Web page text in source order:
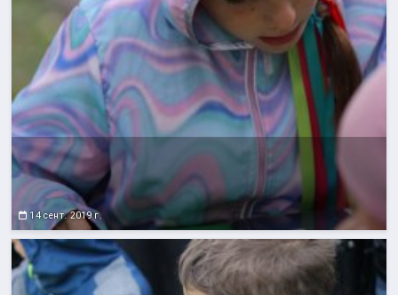
14 сент. 2019 г.